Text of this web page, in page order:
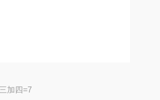
加四=7